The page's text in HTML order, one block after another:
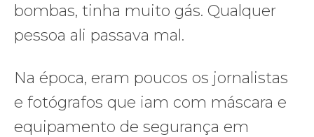
bombas, tinha muito gás. Qualquer
pessoa ali passava mal.
Na época, eram poucos os jornalistas
e fotógrafos que iam com máscara e
equipamento de segurança em